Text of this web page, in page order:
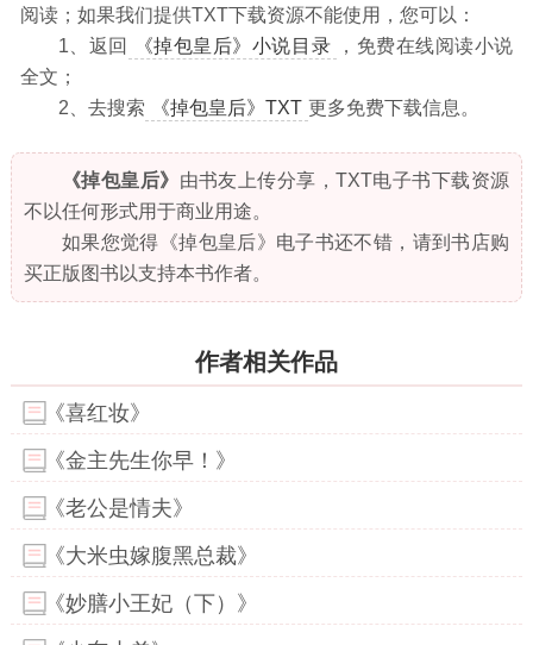
阅读；如果我们提供TXT下载资源不能使用，您可以：
1、返回
《掉包皇后》小说目录
，免费在线阅读小说
全文；
2、去搜索
《掉包皇后》TXT 更多免费下载信息。
《掉包皇后》 由书友上传分享，TXT电子书下载资源
不以任何形式用于商业用途。
如果您觉得《掉包皇后》电子书还不错，请到书店购
买正版图书以支持本书作者。
作者相关作品
《喜红妆》
《金主先生你早！》
《老公是情夫》
《大米虫嫁腹黑总裁》
《妙膳小王妃（下）》